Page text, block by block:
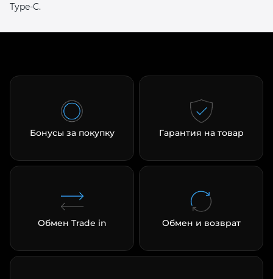
Type-C.
Бонусы за покупку Гарантия на товар
Обмен Trade in Обмен и возврат